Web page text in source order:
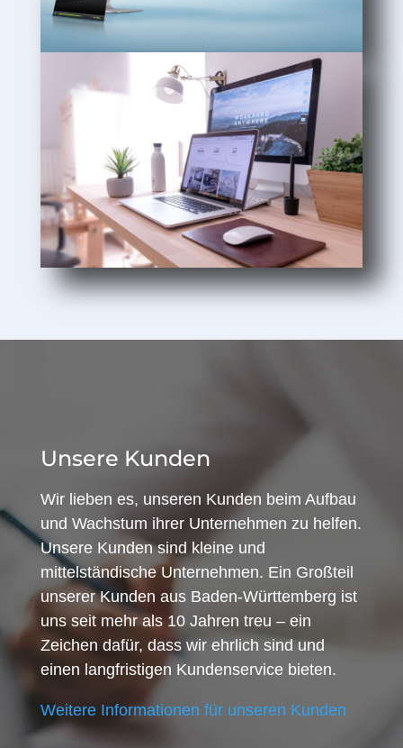
Unsere Kunden
Wir lieben es, unseren Kunden beim Aufbau
und Wachstum ihrer Unternehmen zu helfen.
Unsere Kunden sind kleine und
mittelständische Unternehmen. Ein Großteil
unserer Kunden aus Baden-Württemberg ist
uns seit mehr als 10 Jahren treu – ein
Zeichen dafür, dass wir ehrlich sind und
einen langfristigen Kundenservice bieten.
Weitere Informationen für unseren Kunden